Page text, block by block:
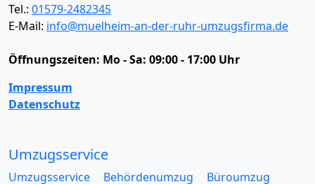
Tel.: 01579-2482345
E-Mail: info@muelheim-an-der-ruhr-umzugsfirma.de
Öffnungszeiten: Mo - Sa: 09:00 - 17:00 Uhr
Impressum
Datenschutz
Umzugsservice
Umzugsservice Behördenumzug
Büroumzug